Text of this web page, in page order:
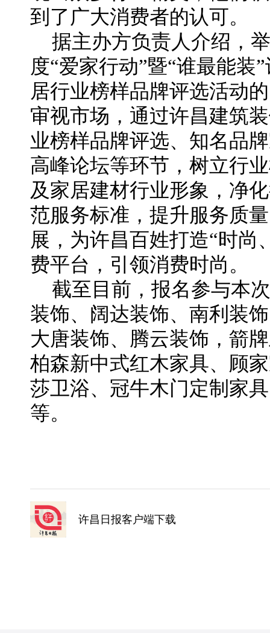
到了广大消费者的认可。
据主办方负责人介绍，
度“爱家行动”暨“谁最能装
居行业榜样品牌评选活动
审视市场，通过许昌建筑
业榜样品牌评选、知名品
高峰论坛等环节，树立行
及家居建材行业形象，净
范服务标准，提升服务质
展，为许昌百姓打造“时尚
费平台，引领消费时尚。
截至目前，报名参与本
装饰、阔达装饰、南利装
大唐装饰、腾云装饰，箭
柏森新中式红木家具、顾
莎卫浴、冠牛木门定制家
等。
许昌日报客户端下载